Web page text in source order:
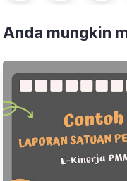
Anda mungkin